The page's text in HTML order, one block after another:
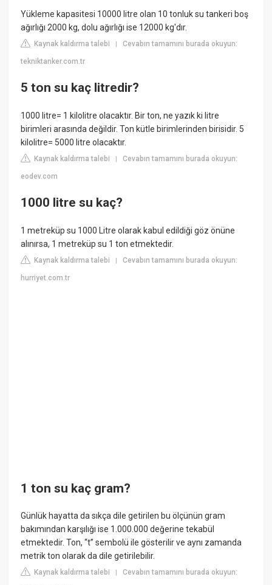
Yükleme kapasitesi 10000 litre olan 10 tonluk su tankeri boş
ağırlığı 2000 kg, dolu ağırlığı ise 12000 kg'dır.
Kaynak kaldırma talebi |Cevabın tamamını burada okuyun:
tekniktanker.com.tr
5 ton su kaç litredir?
1000 litre= 1 kilolitre olacaktır. Bir ton, ne yazık ki litre
birimleri arasında değildir. Ton kütle birimlerinden birisidir. 5
kilolitre= 5000 litre olacaktır.
Kaynak kaldırma talebi |Cevabın tamamını burada okuyun:
eodev.com
1000 litre su kaç?
1 metreküp su 1000 Litre olarak kabul edildiği göz önüne
alınırsa, 1 metreküp su 1 ton etmektedir.
Kaynak kaldırma talebi |Cevabın tamamını burada okuyun:
hurriyet.com.tr
1 ton su kaç gram?
Günlük hayatta da sıkça dile getirilen bu ölçünün gram
bakımından karşılığı ise 1.000.000 değerine tekabül
etmektedir. Ton, “t” sembolü ile gösterilir ve aynı zamanda
metrik ton olarak da dile getirilebilir.
Kaynak kaldırma talebi |Cevabın tamamını burada okuyun: